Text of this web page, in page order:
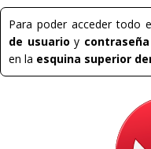
Para poder acceder todo
de usuario y contraseña
en la esquina superior